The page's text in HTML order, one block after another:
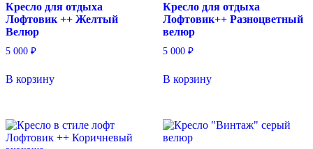
Кресло для отдыха
Лофтовик ++ Желтый
Велюр
5 000 ₽
В корзину
Кресло для отдыха
Лофтовик++ Разноцветный
велюр
5 000 ₽
В корзину